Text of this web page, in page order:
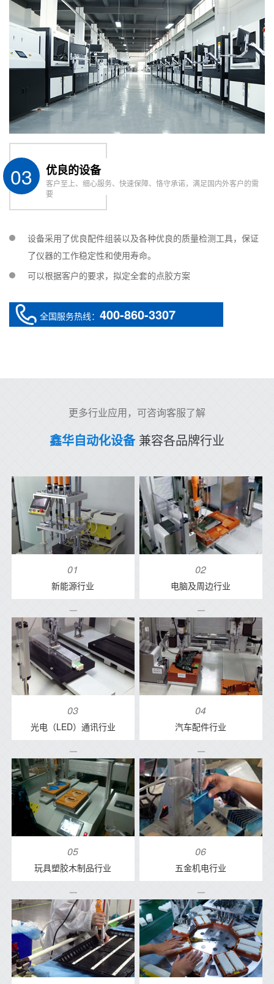
03 优良的设备
客户至上、细心服务、快速保障、恪守承诺，满足国内外客户的需
要
设备采用了优良配件组装以及各种优良的质量检测工具，保证
了仪器的工作稳定性和使用寿命。
可以根据客户的要求，拟定全套的点胶方案
全国服务热线： 400-860-3307
更多行业应用，可咨询客服了解
鑫华自动化设备兼容各品牌行业
01
新能源行业
02
电脑及周边行业
03
光电（LED）通讯行业
04
汽车配件行业
05
玩具塑胶木制品行业
06
五金机电行业